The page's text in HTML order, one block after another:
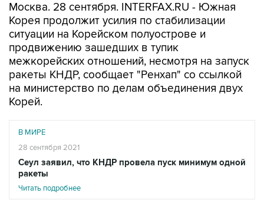
Москва. 28 сентября. INTERFAX.RU - Южная
Корея продолжит усилия по стабилизации
ситуации на Корейском полуострове и
продвижению зашедших в тупик
межкорейских отношений, несмотря на запуск
ракеты КНДР, сообщает "Ренхап" со ссылкой
на министерство по делам объединения двух
Корей.
В МИРЕ
28 сентября 2021
Сеул заявил, что КНДР провела пуск минимум одной
ракеты
Читать подробнее